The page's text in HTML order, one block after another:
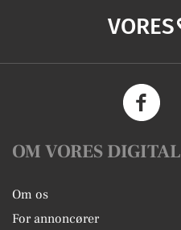
VORES
OM VORES DIGITAL
Om os
For annoncører